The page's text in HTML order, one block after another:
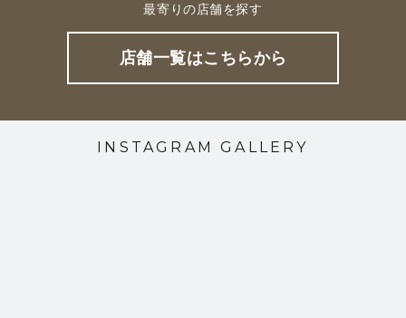
最寄りの店舗を探す
店舗一覧はこちらから
INSTAGRAM GALLERY